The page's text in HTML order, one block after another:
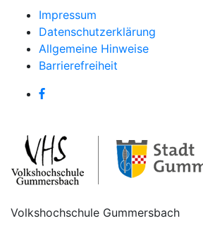
Impressum
Datenschutzerklärung
Allgemeine Hinweise
Barrierefreiheit
Volkshochschule Gummersbach